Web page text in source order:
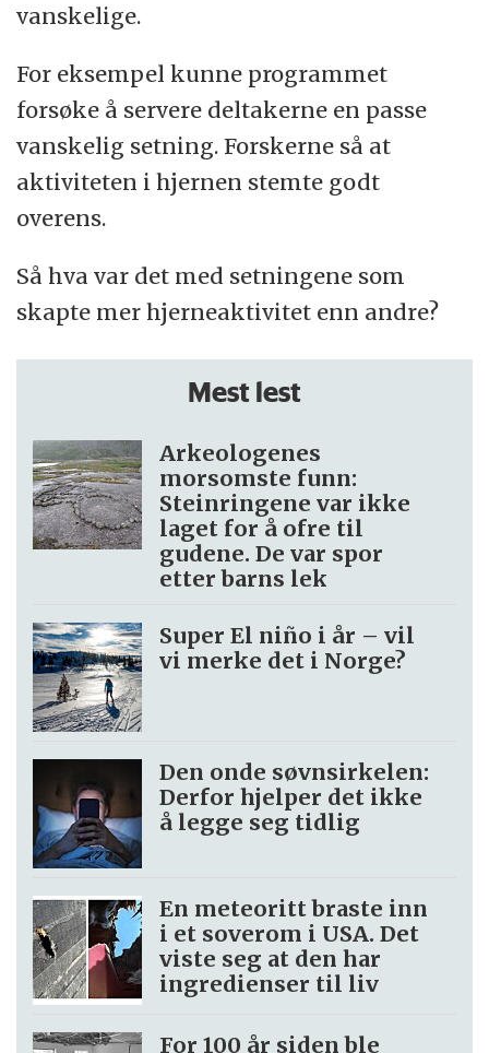
vanskelige.
For eksempel kunne programmet
forsøke å servere deltakerne en passe
vanskelig setning. Forskerne så at
aktiviteten i hjernen stemte godt
overens.
Så hva var det med setningene som
skapte mer hjerneaktivitet enn andre?
Mest lest
Arkeologenes
morsomste funn:
Steinringene var ikke
laget for å ofre til
gudene. De var spor
etter barns lek
Super El niño i år – vil
vi merke det i Norge?
Den onde søvnsirkelen:
Derfor hjelper det ikke
å legge seg tidlig
En meteoritt braste inn
i et soverom i USA. Det
viste seg at den har
ingredienser til liv
For 100 år siden ble